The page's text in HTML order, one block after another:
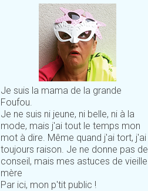
Je suis la mama de la grande
Foufou.
Je ne suis ni jeune, ni belle, ni à la
mode, mais j'ai tout le temps mon
mot à dire. Même quand j'ai tort, j'ai
toujours raison. Je ne donne pas de
conseil, mais mes astuces de vieille
mère
Par ici, mon p'tit public !